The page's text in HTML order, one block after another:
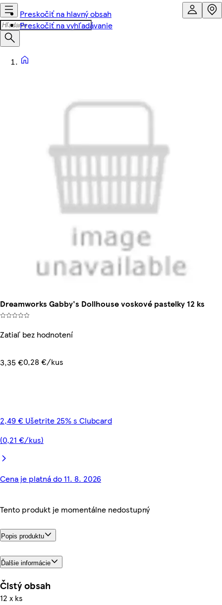
Preskočiť na hlavný obsah
Preskočiť na vyhľadávanie
Dreamworks Gabby's Dollhouse voskové pastelky 12 ks
Zatiaľ bez hodnotení
3,35 €0,28 €/kus
2,49 € Ušetrite 25% s Clubcard
(0,21 €/kus)
Cena je platná do 11. 8. 2026
Tento produkt je momentálne nedostupný
Popis produktu
Ďalšie informácie
Čistý obsah
12 x ks